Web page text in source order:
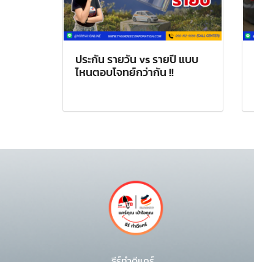
ประกัน รายวัน vs รายปี แบบ
ไหนตอบโจทย์กว่ากัน !!